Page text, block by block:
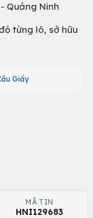
Quảng Ninh
từng lô, sở hữu
Giấy
MÃ TIN
HNI129683